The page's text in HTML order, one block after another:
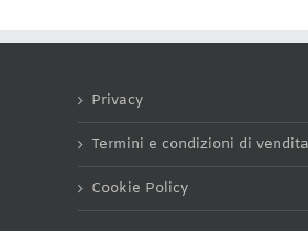
Privacy
Termini e condizioni di vendita
Cookie Policy